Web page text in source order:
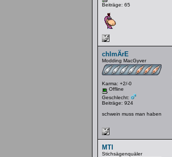
Beiträge: 65
chImÄrE
Modding MacGyver
Karma: +2/-0
Offline
Geschlecht:
Beiträge: 924
schwein muss man haben
MTI
Stichsägenquäler